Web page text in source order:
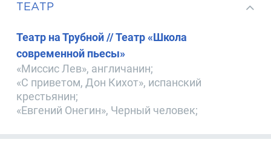
ТЕАТР
Театр на Трубной // Театр «Школа
современной пьесы»
«Миссис Лев», англичанин;
«С приветом, Дон Кихот», испанский
крестьянин;
«Евгений Онегин», Черный человек;